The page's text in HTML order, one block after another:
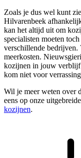
Zoals je dus wel kunt
Hilvarenbeek
kan het altijd uit om
specialisten moeten
verschillende
meerkosten.
kozijnen in jouw verblijf
kom niet voor
Wil je meer weten over
eens op onze
kozijnen.